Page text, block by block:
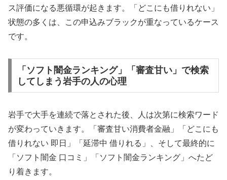
ス評価になる悪循環が起きます。「どこにも借りれない」
状態の多くは、この申込みブラックが重なっているケース
です。
「ソフト闇金ランキング」「審査甘い」で検索
してしまう岩手の人の心理
岩手で大手を連続で落とされた後、人は次第に検索ワード
が変わっていきます。「審査甘い消費者金融」「どこにも
借りれない 即日」「延滞中 借りれる」、そして最終的に
「ソフト闇金 口コミ」「ソフト闇金ランキング」へたど
り着きます。